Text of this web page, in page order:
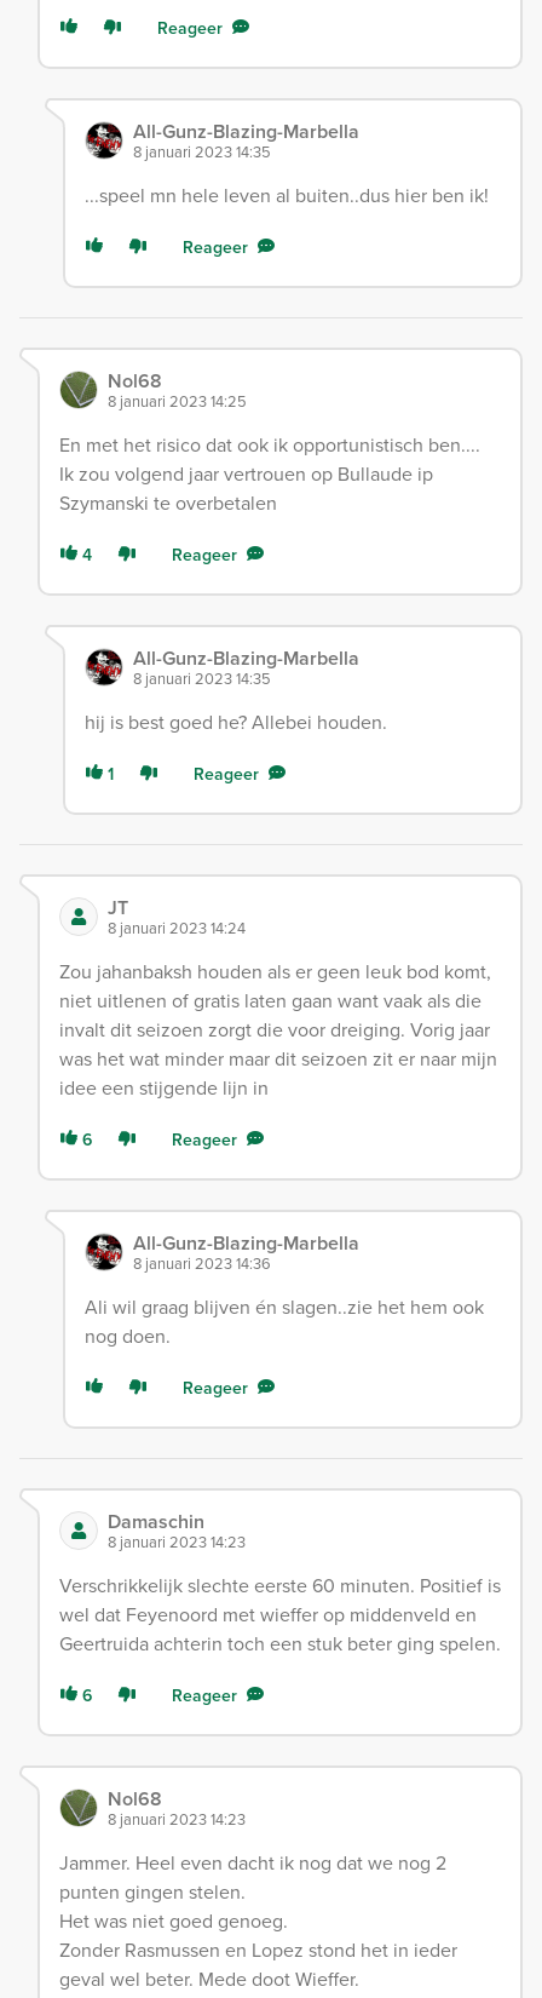
Reageer
All-Gunz-Blazing-Marbella
8 januari 2023 14:35
...speel mn hele leven al buiten..dus hier ben ik!
Reageer
Nol68
8 januari 2023 14:25
En met het risico dat ook ik opportunistisch ben....
Ik zou volgend jaar vertrouen op Bullaude ip
Szymanski te overbetalen
4 Reageer
All-Gunz-Blazing-Marbella
8 januari 2023 14:35
hij is best goed he? Allebei houden.
1 Reageer
JT
8 januari 2023 14:24
Zou jahanbaksh houden als er geen leuk bod komt,
niet uitlenen of gratis laten gaan want vaak als die
invalt dit seizoen zorgt die voor dreiging. Vorig jaar
was het wat minder maar dit seizoen zit er naar mijn
idee een stijgende lijn in
6 Reageer
All-Gunz-Blazing-Marbella
8 januari 2023 14:36
Ali wil graag blijven én slagen..zie het hem ook
nog doen.
Reageer
Damaschin
8 januari 2023 14:23
Verschrikkelijk slechte eerste 60 minuten. Positief is
wel dat Feyenoord met wieffer op middenveld en
Geertruida achterin toch een stuk beter ging spelen.
6 Reageer
Nol68
8 januari 2023 14:23
Jammer. Heel even dacht ik nog dat we nog 2
punten gingen stelen.
Het was niet goed genoeg.
Zonder Rasmussen en Lopez stond het in ieder
geval wel beter. Mede doot Wieffer.